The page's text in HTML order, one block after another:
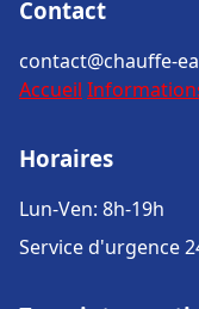
Contact
contact@chauffe-
Accueil
Horaires
Lun-Ven: 8h-19h
Service d'urgence